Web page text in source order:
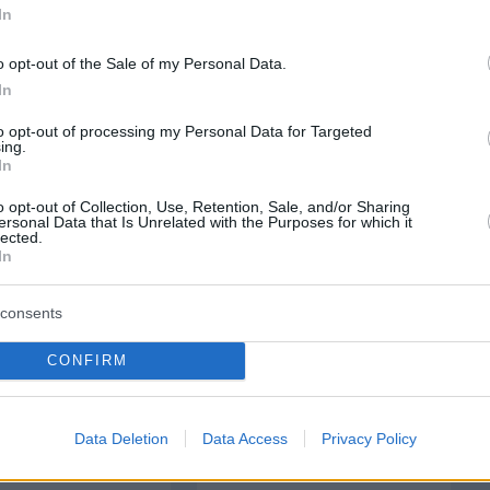
opt-out of the Sale of my Personal Data.
opt-out of processing my Personal Data for Targeted
opt-out of Collection, Use, Retention, Sale, and/or Sharing
Data that Is Unrelated with the Purposes for which it
CONFIRM
Data Deletion Data Access Privacy Policy
protothema.gr στο Google News
Ειδήσειςαπό την Ελλάδα και τον Κόσμο, τη
ΠΡΟΣΘΗΚΗ ΣΧΟΛΙΟΥ
ΣΧΟΛΙΟΥ